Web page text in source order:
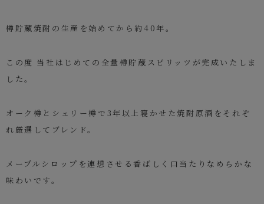
樽貯蔵焼酎の生産を始めてから約40年。
この度 当社はじめての全量樽貯蔵スピリッツが完成いたしま
した。
オーク樽とシェリー樽で3年以上寝かせた焼酎原酒をそれぞ
れ厳選してブレンド。
メープルシロップを連想させる香ばしく口当たりなめらかな
味わいです。